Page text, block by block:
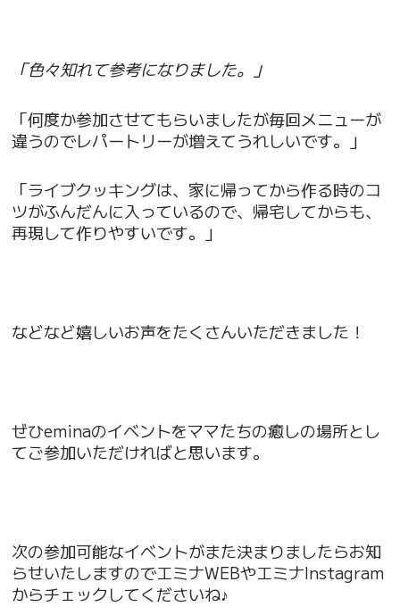
「色々知れて参考になりました。」
「何度か参加させてもらいましたが毎回メニューが
違うのでレパートリーが増えてうれしいです。」
「ライブクッキングは、家に帰ってから作る時のコ
ツがふんだんに入っているので、帰宅してからも、
再現して作りやすいです。」
などなど嬉しいお声をたくさんいただきました！
ぜひeminaのイベントをママたちの癒しの場所とし
てご参加いただければと思います。
次の参加可能なイベントがまた決まりましたらお知
らせいたしますのでエミナWEBやエミナInstagram
からチェックしてくださいね♪